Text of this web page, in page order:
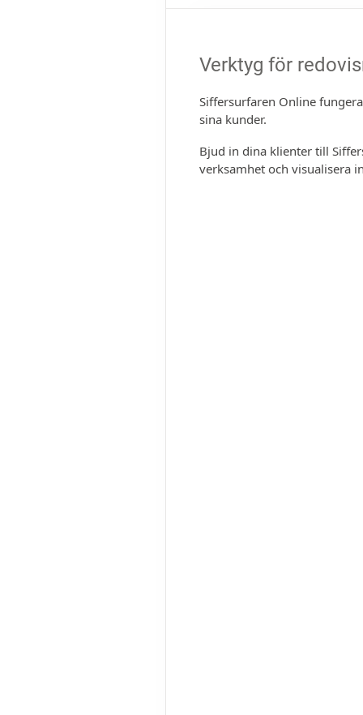
Verktyg för
Siffersurfaren Online
sina kunder.
Bjud in dina klienter till
verksamhet och visualisera